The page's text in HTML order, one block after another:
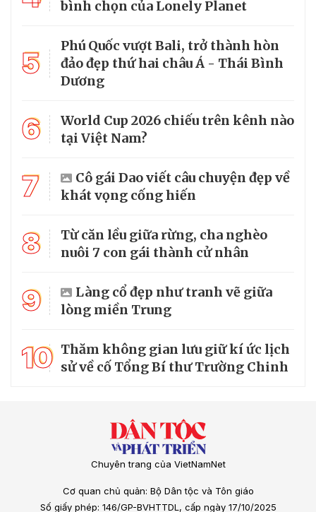
bình chọn của Lonely Planet
5
Phú Quốc vượt Bali, trở thành hòn
đảo đẹp thứ hai châu Á - Thái Bình
Dương
6
World Cup 2026 chiếu trên kênh nào
tại Việt Nam?
7
Cô gái Dao viết câu chuyện đẹp về
khát vọng cống hiến
8
Từ căn lều giữa rừng, cha nghèo
nuôi 7 con gái thành cử nhân
9
Làng cổ đẹp như tranh vẽ giữa
lòng miền Trung
10 Thăm không gian lưu giữ kí ức lịch
sử về cố Tổng Bí thư Trường Chinh
Chuyên trang của VietNamNet
Cơ quan chủ quản: Bộ Dân tộc và Tôn giáo
Số giấy phép: 146/GP-BVHTTDL, cấp ngày 17/10/2025